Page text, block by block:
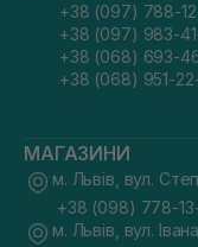
+38 (097) 788-
+38 (097) 983-
+38 (068) 693-
+38 (068) 951-
МАГАЗИНИ
м. Львів, вул.
+38 (098) 778-
м. Львів, вул.